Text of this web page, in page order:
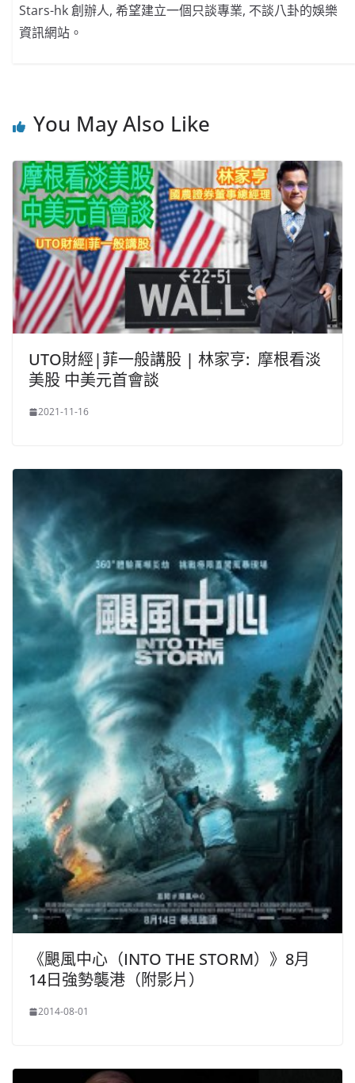
Stars-hk 創辦人, 希望建立一個只談專業, 不談八卦的娛樂
資訊網站。
You May Also Like
UTO財經|菲一般講股 | 林家亨: 摩根看淡
美股 中美元首會談
2021-11-16
《颶風中心（INTO THE STORM）》8月
14日強勢襲港（附影片）
2014-08-01